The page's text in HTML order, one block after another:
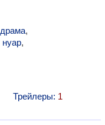
драма,
нуар,
Трейлеры: 1